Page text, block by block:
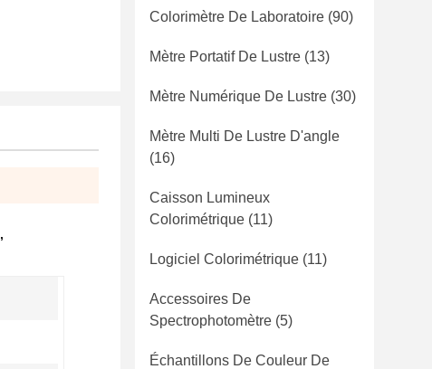
,
Colorimètre De Laboratoire (90)
Mètre Portatif De Lustre (13)
Mètre Numérique De Lustre (30)
Mètre Multi De Lustre D'angle
(16)
Caisson Lumineux
Colorimétrique (11)
Logiciel Colorimétrique (11)
Accessoires De
Spectrophotomètre (5)
Échantillons De Couleur De